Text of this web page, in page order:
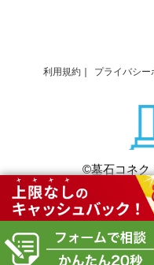
利用規約 プライバシー
©墓石コネク